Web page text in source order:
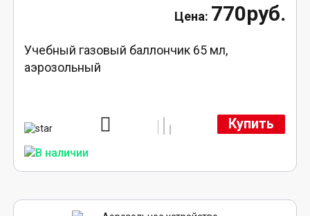
770руб.
Учебный газовый баллончик 65 мл,
аэрозольный
Купить